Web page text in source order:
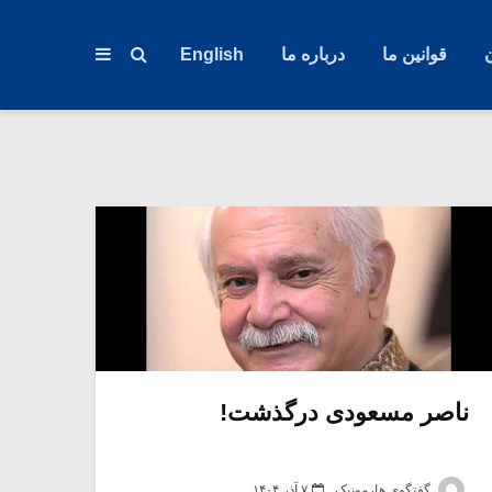
قوانین ما درباره ما English
ناصر مسعودی درگذشت!